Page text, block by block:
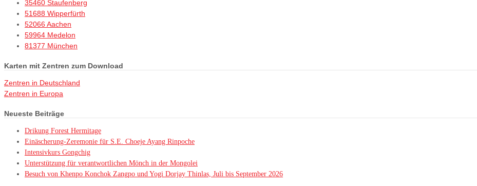
35460 Staufenberg
51688 Wipperfürth
52066 Aachen
59964 Medelon
81377 München
Karten mit Zentren zum Download
Zentren in Deutschland
Zentren in Europa
Neueste Beiträge
Drikung Forest Hermitage
Einäscherung-Zeremonie für S.E. Choeje Ayang Rinpoche
Intensivkurs Gongchig
Unterstützung für verantwortlichen Mönch in der Mongolei
Besuch von Khenpo Konchok Zangpo und Yogi Dorjay Thinlas, Juli bis September 2026